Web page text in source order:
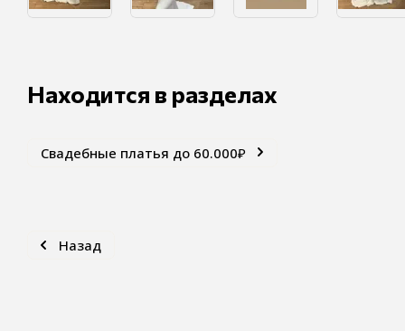
Находится в разделах
Свадебные платья до 60.000₽
Назад